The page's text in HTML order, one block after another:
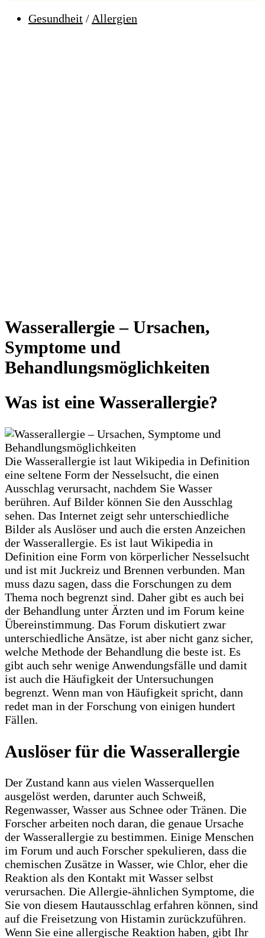
Gesundheit / Allergien
Wasserallergie – Ursachen,
Symptome und
Behandlungsmöglichkeiten
Was ist eine Wasserallergie?
Die Wasserallergie ist laut Wikipedia in Definition
eine seltene Form der Nesselsucht, die einen
Ausschlag verursacht, nachdem Sie Wasser
berühren. Auf Bilder können Sie den Ausschlag
sehen. Das Internet zeigt sehr unterschiedliche
Bilder als Auslöser und auch die ersten Anzeichen
der Wasserallergie. Es ist laut Wikipedia in
Definition eine Form von körperlicher Nesselsucht
und ist mit Juckreiz und Brennen verbunden. Man
muss dazu sagen, dass die Forschungen zu dem
Thema noch begrenzt sind. Daher gibt es auch bei
der Behandlung unter Ärzten und im Forum keine
Übereinstimmung. Das Forum diskutiert zwar
unterschiedliche Ansätze, ist aber nicht ganz sicher,
welche Methode der Behandlung die beste ist. Es
gibt auch sehr wenige Anwendungsfälle und damit
ist auch die Häufigkeit der Untersuchungen
begrenzt. Wenn man von Häufigkeit spricht, dann
redet man in der Forschung von einigen hundert
Fällen.
Auslöser für die Wasserallergie
Der Zustand kann aus vielen Wasserquellen
ausgelöst werden, darunter auch Schweiß,
Regenwasser, Wasser aus Schnee oder Tränen. Die
Forscher arbeiten noch daran, die genaue Ursache
der Wasserallergie zu bestimmen. Einige Menschen
im Forum und auch Forscher spekulieren, dass die
chemischen Zusätze in Wasser, wie Chlor, eher die
Reaktion als den Kontakt mit Wasser selbst
verursachen. Die Allergie-ähnlichen Symptome, die
Sie von diesem Hautausschlag erfahren können, sind
auf die Freisetzung von Histamin zurückzuführen.
Wenn Sie eine allergische Reaktion haben, gibt Ihr